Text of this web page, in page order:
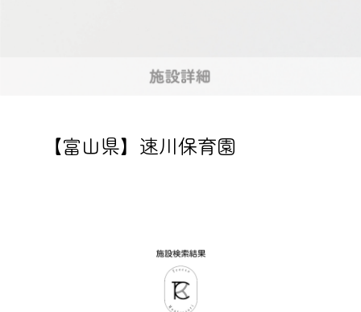
【富山県】速川保育園